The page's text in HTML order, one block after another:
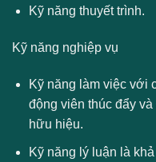
Kỹ năng thuyết trình.
Kỹ năng nghiệp vụ
Kỹ năng làm việc với
động viên thúc đẩy
hữu hiệu.
Kỹ năng lý luận là